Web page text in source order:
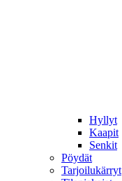
Hyllyt
Kaapit
Senkit
Pöydät
Tarjoilukärryt